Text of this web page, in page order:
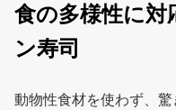
食の多様性に
ン寿司
動物性食材を使わず、